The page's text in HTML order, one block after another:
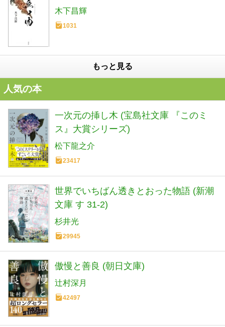
木下昌輝
1031
もっと見る
人気の本
一次元の挿し木 (宝島社文庫 『このミ
ス』大賞シリーズ)
松下龍之介
23417
世界でいちばん透きとおった物語 (新潮
文庫 す 31-2)
杉井光
29945
傲慢と善良 (朝日文庫)
辻村深月
42497